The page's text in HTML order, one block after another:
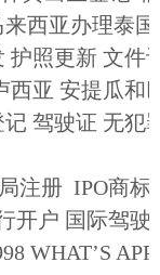
西亚办理泰
照更新 文
西亚 安提瓜
驾驶证 无
注册 IPO商
开户 国际驾驶
WHAT’S